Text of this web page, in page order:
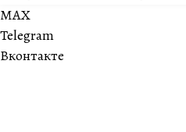
MAX
Telegram
Вконтакте